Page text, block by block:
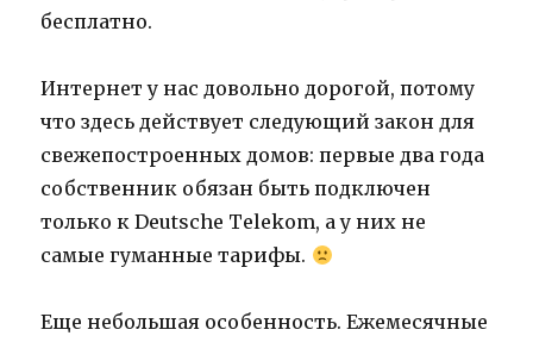
бесплатно.
Интернет у нас довольно дорогой, потому
что здесь действует следующий закон для
свежепостроенных домов: первые два года
собственник обязан быть подключен
только к Deutsche Telekom, а у них не
самые гуманные тарифы.
Еще небольшая особенность. Ежемесячные